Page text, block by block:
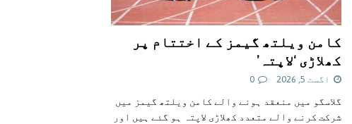
کامن ویلتھ گیمز کے اختتام پر
کھلاڑی ‘لاپتہ’
اگست 5, 2026 0
گلاسگو میں منعقد ہونے والے کامن ویلتھ گیمز میں
شرکت کرنے والے متعدد کھلاڑی لاپتہ ہو گئے ہیں اور